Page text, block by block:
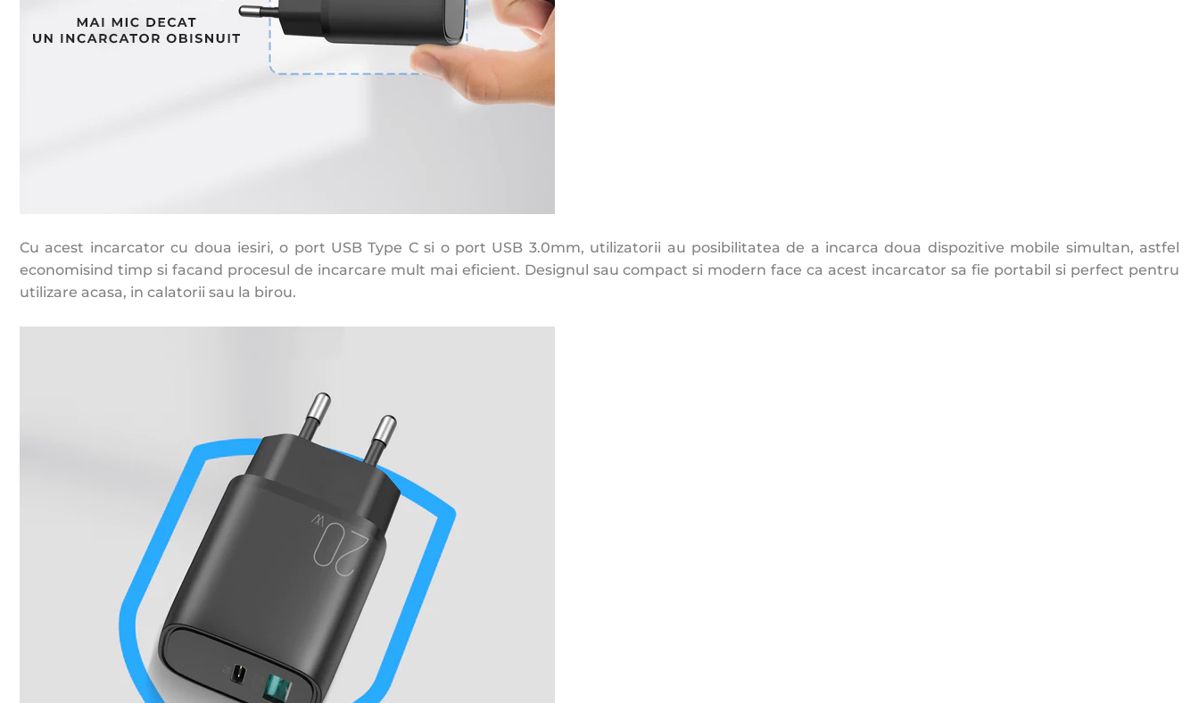
Cu acest incarcator cu doua iesiri, o port USB Type C si o port USB 3.0mm, utilizatorii au posibilitatea de a incarca doua dispozitive mobile simultan, astfel
economisind timp si facand procesul de incarcare mult mai eficient. Designul sau compact si modern face ca acest incarcator sa fie portabil si perfect pentru
utilizare acasa, in calatorii sau la birou.